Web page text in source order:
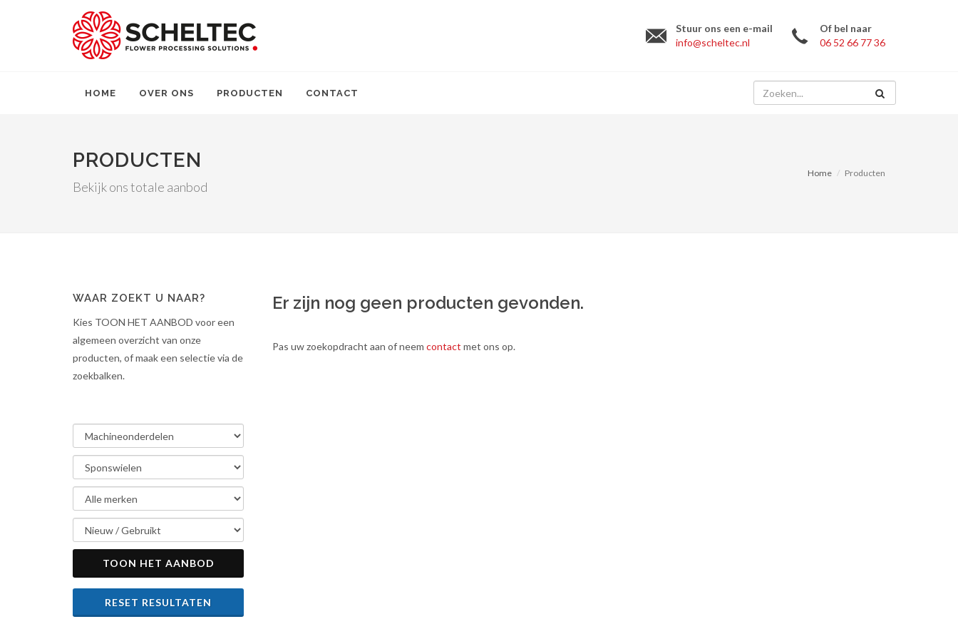
Stuur ons een e-mail
info@scheltec.nl
Of bel naar
06 52 66 77 36
HOME OVER ONS PRODUCTEN CONTACT
PRODUCTEN
Bekijk ons totale aanbod
Home Producten
Er zijn nog geen producten gevonden.
Pas uw zoekopdracht aan of neem contact met ons op.
WAAR ZOEKT U NAAR?
Kies TOON HET AANBOD voor een
algemeen overzicht van onze
producten, of maak een selectie via de
zoekbalken.
TOON HET AANBOD
RESET RESULTATEN